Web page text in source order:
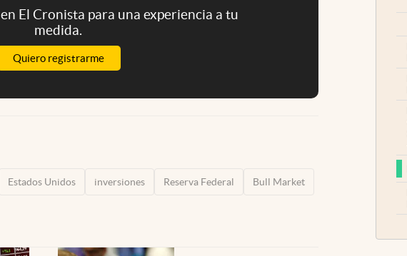
en El Cronista para una experiencia a tu
medida.
Quiero registrarme
Estados Unidos inversiones Reserva Federal Bull Market